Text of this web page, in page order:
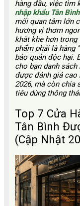
hàng đầu, việc tìm
nhập khẩu Tân Bình
mối quan tâm lớn
hương vị thơm
khắt khe hơn trong
phẩm phải là hàng
bảo quản độc hại.
cho bạn danh
được đánh giá cao
2026, mà còn chia
tiêu dùng thông
Top 7 Cửa
Tân Bình
(Cập Nhật